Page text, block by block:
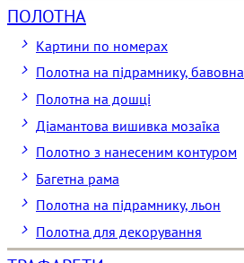
ПОЛОТНА
Картини по номерах
Полотна на підрамнику, бавовна
Полотна на дошці
Діамантова вишивка мозаїка
Полотно з нанесеним контуром
Багетна рама
Полотна на підрамнику, льон
Полотна для декорування